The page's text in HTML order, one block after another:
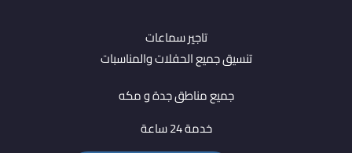
تاجير سماعات
تنسيق جميع الحفلات والمناسبات
جميع مناطق جدة و مكه
خدمة 24 ساعة